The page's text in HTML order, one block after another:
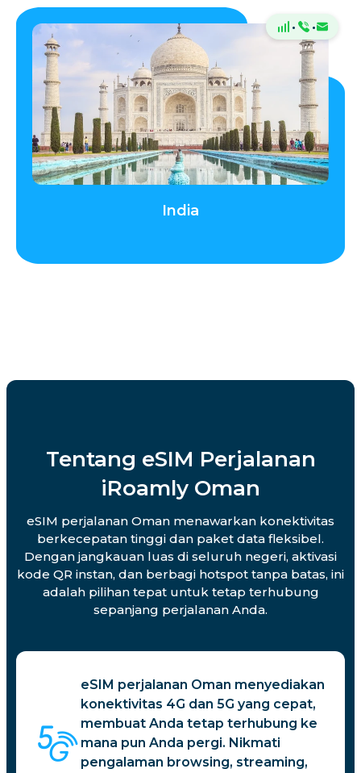
· ·
India
Tentang eSIM Perjalanan
iRoamly Oman
eSIM perjalanan Oman menawarkan konektivitas
berkecepatan tinggi dan paket data fleksibel.
Dengan jangkauan luas di seluruh negeri, aktivasi
kode QR instan, dan berbagi hotspot tanpa batas, ini
adalah pilihan tepat untuk tetap terhubung
sepanjang perjalanan Anda.
eSIM perjalanan Oman menyediakan
konektivitas 4G dan 5G yang cepat,
membuat Anda tetap terhubung ke
mana pun Anda pergi. Nikmati
pengalaman browsing, streaming,